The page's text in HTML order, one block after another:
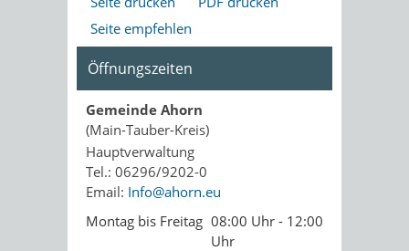
Seite empfehlen
Öffnungszeiten
Gemeinde Ahorn
(Main-Tauber-Kreis)
Hauptverwaltung
Tel.: 06296/9202-0
Email: Info@ahorn.eu
Montag bis Freitag 08:00 Uhr - 12:00
Uhr